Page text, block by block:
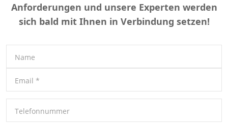
Anforderungen und unsere Experten werden
sich bald mit Ihnen in Verbindung setzen!
Name
Email *
Telefonnummer